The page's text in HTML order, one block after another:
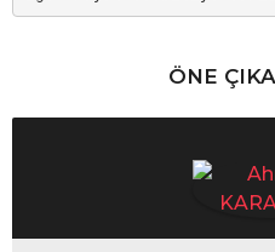
ÖNE